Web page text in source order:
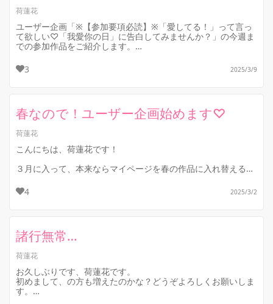
荷蓮花
ユーザー企画「※【参加要項必読】※「愛してる！」って言っ
て欲しい♡「我愛你の日」に告白してみませんか？」の今週ま
での参加作品をご紹介します。
＊「それぞれの1日 （自称ロードスター...
3 2025/3/9
春なので！ユーザー企画始めます♡
荷蓮花
こんにちは、荷蓮花です！
３月に入って、本来ならマイページを春の作品に入れ替えるは
だ準備が出来ていません。
代わりに…というわけ...
4 2025/3/2
諸行無常…
荷蓮花
お久しぶりです、荷蓮花です。
初めまして、の方も増えたのかな？どうぞよろしくお願いしま
す。